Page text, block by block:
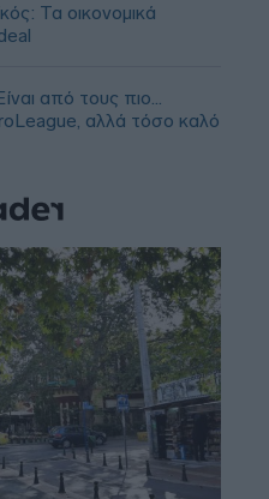
Τα οικονομικά
από τους πιο...
αλλά τόσο καλό